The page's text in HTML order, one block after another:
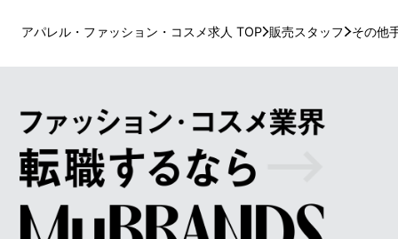
アパレル・ファッション・コスメ求人 TOP 販売スタッフ その他